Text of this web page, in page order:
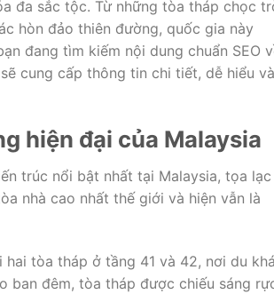
đa sắc tộc. Từ những tòa tháp chọc
hòn đảo thiên đường, quốc gia này
đang tìm kiếm nội dung chuẩn SEO
cung cấp thông tin chi tiết, dễ hiểu và
hiện đại của Malaysia
trúc nổi bật nhất tại Malaysia, tọa
nhà cao nhất thế giới và hiện vẫn là
tòa tháp ở tầng 41 và 42, nơi du
ban đêm, tòa tháp được chiếu sáng